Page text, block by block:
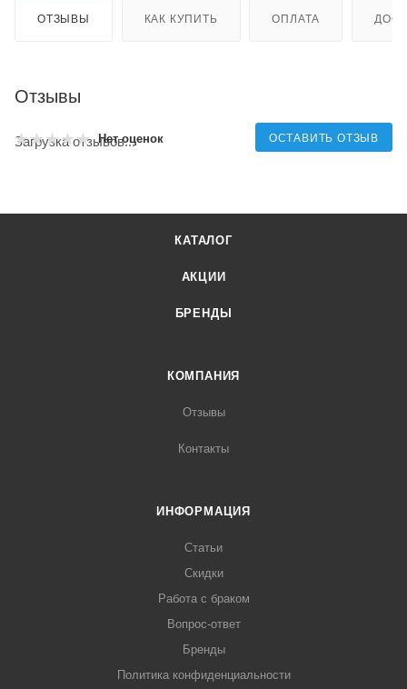
ОТЗЫВЫ КАК КУПИТЬ ОПЛАТА
Отзывы
Нет оценок ОСТАВИТЬ ОТЗЫВ
Загрузка отзывов...
КАТАЛОГ
АКЦИИ
БРЕНДЫ
КОМПАНИЯ
Отзывы
Контакты
ИНФОРМАЦИЯ
Статьи
Скидки
Работа с браком
Вопрос-ответ
Бренды
Политика конфиденциальности